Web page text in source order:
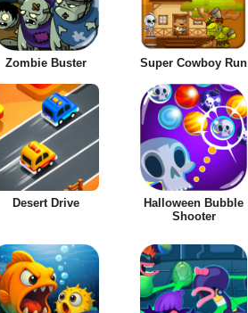
Zombie Buster Super Cowboy Run
Desert Drive
Halloween Bubble
Shooter